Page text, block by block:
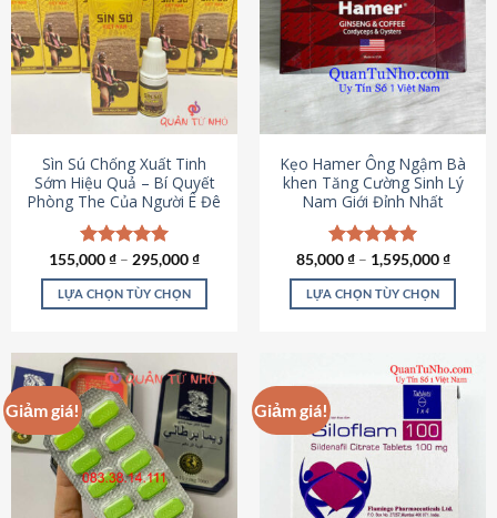
thể.
Các
tùy
chọn
có
thể
được
chọn
trên
trang
sản
phẩm
Sìn Sú Chống Xuất Tinh
Sớm Hiệu Quả – Bí Quyết
Phòng The Của Người Ê Đê
Được xếp
hạng4.95
5 sao
155,000₫ – 295,000₫
LỰA CHỌN TÙY CHỌN
này
có
nhiều
biến
thể.
Các
tùy
Kẹo Hamer Ông Ngậm Bà
khen Tăng Cường Sinh Lý
Nam Giới Đỉnh Nhất
Được xếp
hạng5.00
5 sao
85,000₫– 1,595,000₫
LỰA CHỌN TÙY CHỌN
này
nhiều
biến
tùy
Giảm giá! Giảm giá!